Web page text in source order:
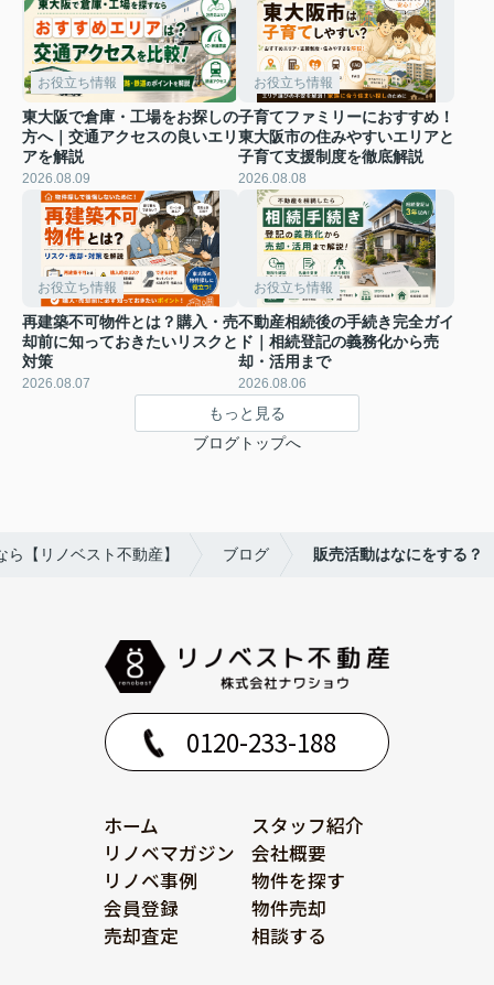
お役立ち情報
東大阪で倉庫・工場をお探しの
方へ｜交通アクセスの良いエリ
アを解説
2026.08.09
お役立ち情報
子育てファミリーにおすすめ！
東大阪市の住みやすいエリアと
子育て支援制度を徹底解説
2026.08.08
お役立ち情報
再建築不可物件とは？購入・売
却前に知っておきたいリスクと
対策
2026.08.07
お役立ち情報
不動産相続後の手続き完全ガイ
ド｜相続登記の義務化から売
却・活用まで
2026.08.06
もっと見る
ブログトップへ
【リノベスト不動産】 ブログ 販売活動はなにをする？
0120-233-188
ホーム
スタッフ紹介
リノベマガジン
会社概要
リノベ事例
物件を探す
会員登録
物件売却
売却査定
相談する